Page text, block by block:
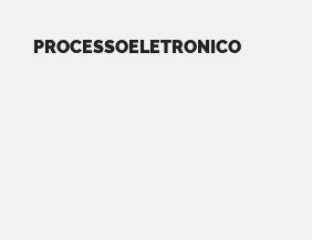
PROCESSOELETRONICO